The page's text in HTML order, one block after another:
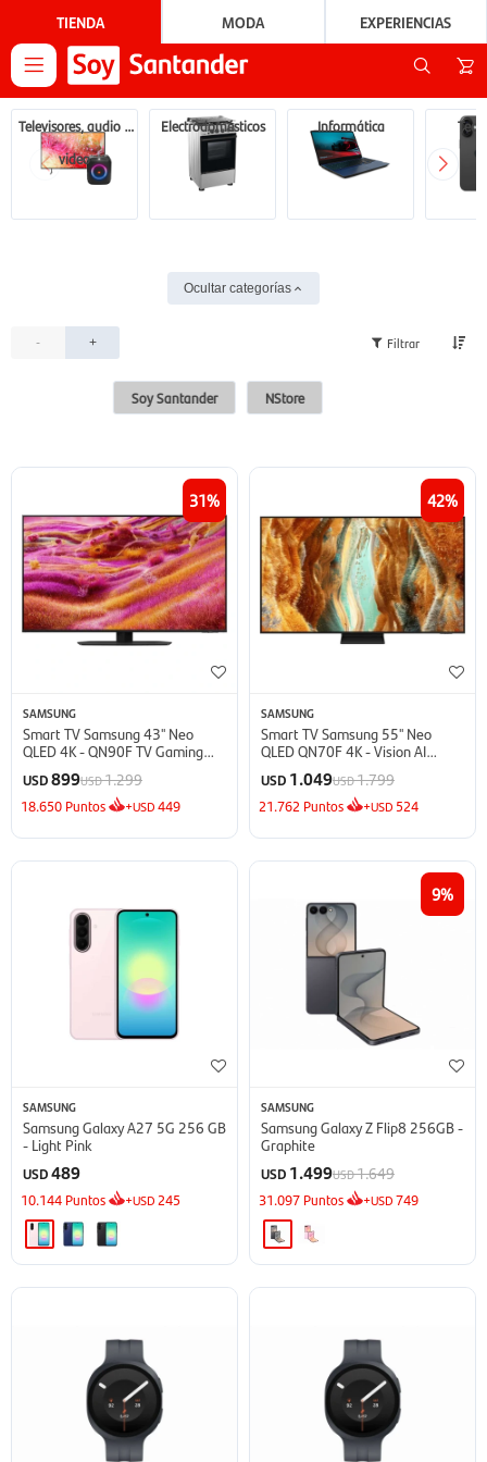
TIENDA MODA EXPERIENCIAS

Televisores, audio y
video
Electrodomésticos Informática
Ocultar categorías
- +
Soy Santander NStore
31
SAMSUNG
Smart TV Samsung 43'' Neo
QLED 4K - QN90F TV Gaming
USD899USD1.299
18.650 Puntos +USD449
42
SAMSUNG
Smart TV Samsung 55'' Neo
QLED QN70F 4K - Vision AI
USD 1.049USD1.799
21.762 Puntos +USD 524
SAMSUNG
Samsung Galaxy A27 5G 256 GB
- Light Pink
USD489
10.144 Puntos +USD 245
9
SAMSUNG
Samsung Galaxy Z Flip8 256GB -
Graphite
USD 1.499USD1.649
31.097 Puntos +USD749